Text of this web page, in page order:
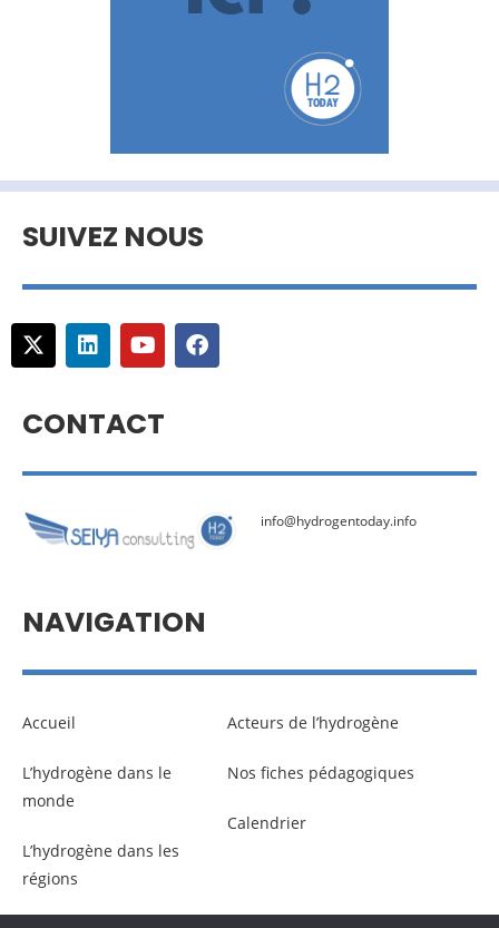
SUIVEZ NOUS
CONTACT
info@hydrogentoday.info
NAVIGATION
Accueil
L’hydrogène dans le
monde
L’hydrogène dans les
régions
Acteurs de l’hydrogène
Nos fiches pédagogiques
Calendrier